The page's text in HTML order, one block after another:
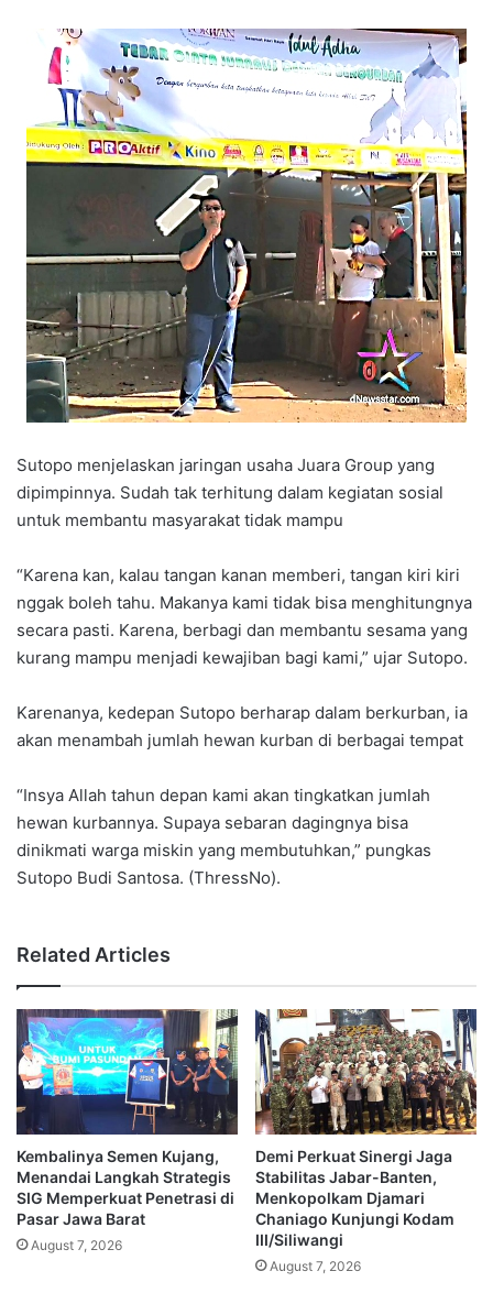
Sutopo menjelaskan jaringan usaha Juara Group yang
dipimpinnya. Sudah tak terhitung dalam kegiatan sosial
untuk membantu masyarakat tidak mampu
“Karena kan, kalau tangan kanan memberi, tangan kiri kiri
nggak boleh tahu. Makanya kami tidak bisa menghitungnya
secara pasti. Karena, berbagi dan membantu sesama yang
kurang mampu menjadi kewajiban bagi kami,” ujar Sutopo.
Karenanya, kedepan Sutopo berharap dalam berkurban, ia
akan menambah jumlah hewan kurban di berbagai tempat
“Insya Allah tahun depan kami akan tingkatkan jumlah
hewan kurbannya. Supaya sebaran dagingnya bisa
dinikmati warga miskin yang membutuhkan,” pungkas
Sutopo Budi Santosa. (ThressNo).
Related Articles
Kembalinya Semen Kujang,
Menandai Langkah Strategis
SIG Memperkuat Penetrasi di
Pasar Jawa Barat
August 7, 2026
Demi Perkuat Sinergi Jaga
Stabilitas Jabar-Banten,
Menkopolkam Djamari
Chaniago Kunjungi Kodam
III/Siliwangi
August 7, 2026